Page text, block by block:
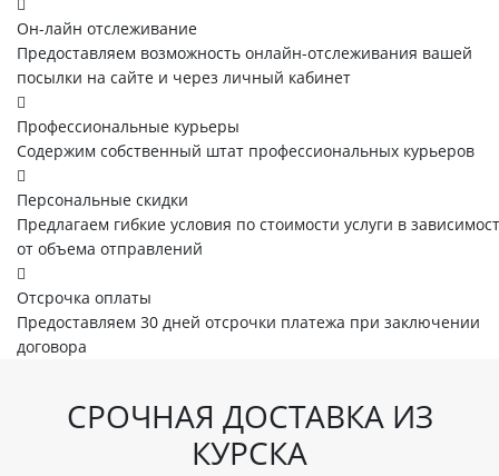
Он-лайн отслеживание
Предоставляем возможность онлайн-отслеживания вашей
посылки на сайте и через личный кабинет
Профессиональные курьеры
Содержим собственный штат профессиональных курьеров
Персональные скидки
Предлагаем гибкие условия по стоимости услуги в
от объема отправлений
Отсрочка оплаты
Предоставляем 30 дней отсрочки платежа при заключении
договора
СРОЧНАЯ ДОСТАВКА ИЗ
КУРСКА